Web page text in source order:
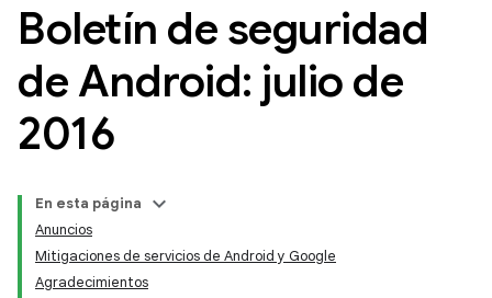
Boletín de seguridad
de Android: julio de
2016
En esta página
Anuncios
Mitigaciones de servicios de Android y Google
Agradecimientos